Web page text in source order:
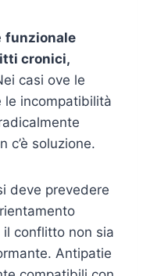
funzionale
cronici,
casi ove le
le incompatibilità
c’è soluzione.
deve prevedere
conflitto non sia
Antipatie